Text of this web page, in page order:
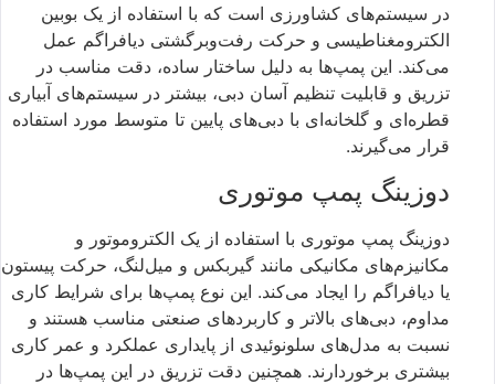
در سیستم‌های کشاورزی است که با استفاده از یک بوبین
الکترومغناطیسی و حرکت رفت‌وبرگشتی دیافراگم عمل
می‌کند. این پمپ‌ها به دلیل ساختار ساده، دقت مناسب در
تزریق و قابلیت تنظیم آسان دبی، بیشتر در سیستم‌های آبیاری
قطره‌ای و گلخانه‌ای با دبی‌های پایین تا متوسط مورد استفاده
قرار می‌گیرند.
دوزینگ پمپ موتوری
دوزینگ پمپ موتوری با استفاده از یک الکتروموتور و
مکانیزم‌های مکانیکی مانند گیربکس و میل‌لنگ، حرکت پیستون
یا دیافراگم را ایجاد می‌کند. این نوع پمپ‌ها برای شرایط کاری
مداوم، دبی‌های بالاتر و کاربردهای صنعتی مناسب هستند و
نسبت به مدل‌های سلونوئیدی از پایداری عملکرد و عمر کاری
بیشتری برخوردارند. همچنین دقت تزریق در این پمپ‌ها در